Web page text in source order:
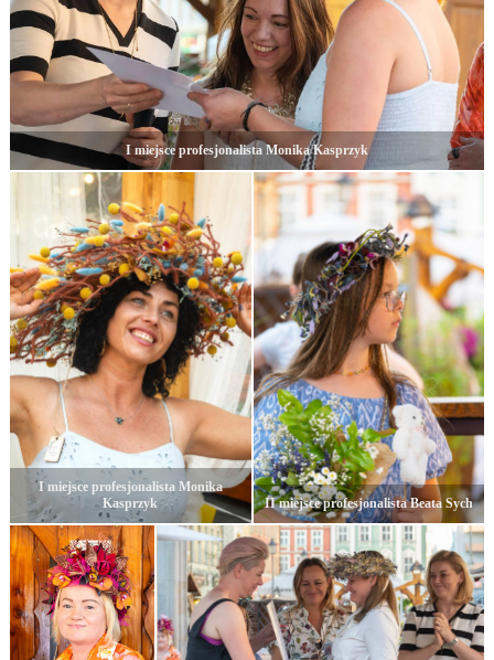
I miejsce profesjonalista Monika Kasprzyk
I miejsce profesjonalista Monika
Kasprzyk
II miejsce profesjonalista Beata Sych